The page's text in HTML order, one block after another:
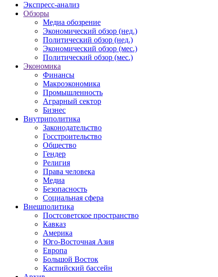
Экспресс-анализ
Обзоры
Медиа обозрение
Экономический обзор (нед.)
Политический обзор (нед.)
Экономический обзор (мес.)
Политический обзор (мес.)
Экономика
Финансы
Макроэкономика
Промышленность
Аграрный сектор
Бизнес
Внутриполитика
Законодательство
Госстроительство
Общество
Гендер
Религия
Права человека
Медиа
Безопасность
Социальная сфера
Внешполитика
Постсоветское пространство
Кавказ
Америка
Юго-Восточная Азия
Европа
Большой Восток
Каспийский бассейн